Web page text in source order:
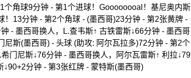
角球9分钟 - 第1个进球！Goooooooal！基尼奥内斯
13分钟 - 第2个角球 - (墨西哥)23分钟 - 第2张黄牌 -
- 墨西哥换人，L.查韦斯↑ 古铁雷斯↓66分钟 - 墨西哥
斯(墨西哥) - 头球 (助攻: 阿尔瓦拉多)72分钟 - 第2个
门尼斯↓76分钟 - 墨西哥换人，阿尔瓦雷斯↑ 利拉↓79
分钟 - 第3张红牌 - 蒙特斯(墨西哥)